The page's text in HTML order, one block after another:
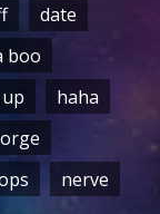
date
boo
haha
nerve